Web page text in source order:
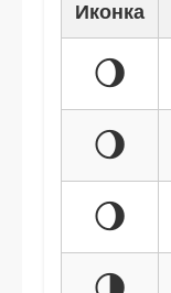
Иконка
🌖
🌖
🌖